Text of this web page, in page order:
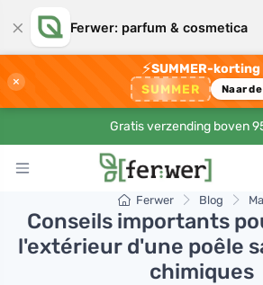
× Ferwer: parfum & cosmetica
×
⚡SUMMER-korting
SUMMER Naar
Gratis verzending boven
Ferwer Blog
Conseils importants
l'extérieur d'une poêle
chimiques